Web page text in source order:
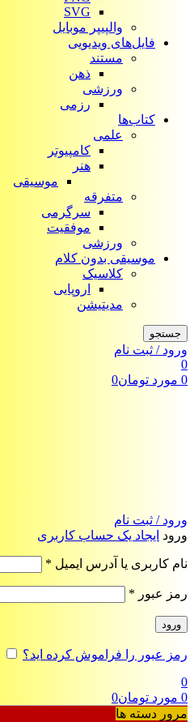
SVG
والپیپر موبایل
فایل‌های ویدیویی
مستند
ذهن
ورزشی
رزمی
کتاب‌ها
علمی
کامپیوتر
هنر
موسیقی
متفرقه
سرگرمی
موفقیت
ورزشی
موسیقی بدون کلام
کلاسیک
اروپایی
مدیتیشن
جستجو
ورود / ثبت نام
0
0 مورد تومان0
ورود / ثبت نام
ورود ایجاد یک حساب کاربری
نام کاربری یا آدرس ایمیل *
رمز عبور *
ورود
رمز عبور را فراموش کرده اید؟
0
0 مورد تومان0
مرور دسته ها